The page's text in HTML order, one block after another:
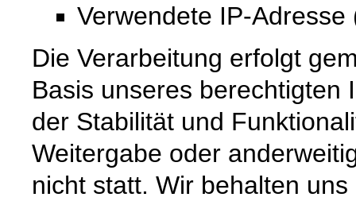
Verwendete IP-
Die Verarbeitung erfolgt
Basis unseres berechtigten
der Stabilität und
Weitergabe oder
nicht statt. Wir behalten